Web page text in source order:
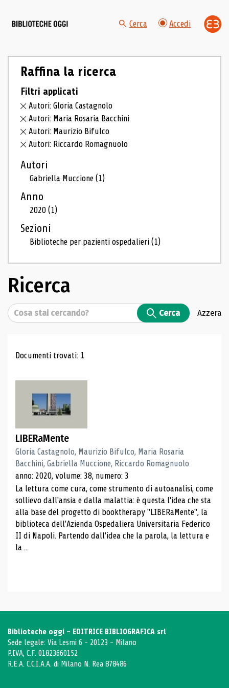
Cerca Accedi
Raffina la ricerca
Filtri applicati
Autori: Gloria Castagnolo
Autori: Maria Rosaria Bacchini
Autori: Maurizio Bifulco
Autori: Riccardo Romagnuolo
Autori
Gabriella Muccione(1)
Anno
2020(1)
Sezioni
Biblioteche per pazienti ospedalieri(1)
Ricerca
Cerca Cerca Azzera
Risultati di ricerca
Documenti trovati: 1
LIBERaMente
Gloria Castagnolo, Maurizio Bifulco, Maria Rosaria
Bacchini, Gabriella Muccione, Riccardo Romagnuolo
anno: 2020, volume: 38, numero: 3
La lettura come cura, come strumento di autoanalisi, come
sollievo dall'ansia e dalla malattia: è questa l'idea che sta
alla base del progetto di booktherapy "LIBERaMente", la
biblioteca dell'Azienda Ospedaliera Universitaria Federico
II di Napoli. Partendo dall'idea che la parola, la lettura e
la ...
Biblioteche oggi - EDITRICE BIBLIOGRAFICA srl
Sede legale: Via Lesmi 6 - 20123 - Milano
P.IVA, C.F. 01823660152
R.E.A. C.C.I.A.A. di Milano N. Rea 878486